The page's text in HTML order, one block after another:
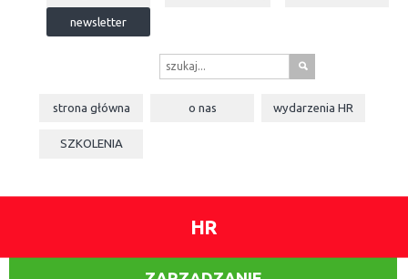
newsletter
s
strona główna o nas wydarzeniaHR
SZKOLENIA
HR